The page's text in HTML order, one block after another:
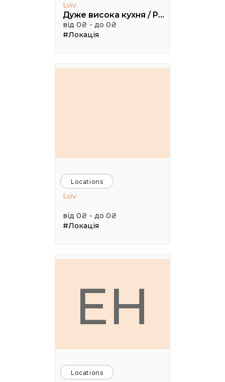
Lviv
Дуже висока кухня / Pretty High Kitchen
від 0₴ - до 0₴
#Локація
Locations
Lviv
від 0₴ - до 0₴
#Локація
EH
Locations